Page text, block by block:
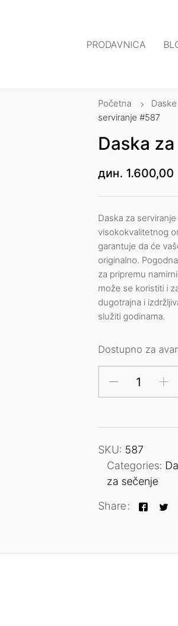
PRODAVNICA
Početna Daske
serviranje #587
Daska
дин. 1.600,00
Daska za
visokokvalitetnog
garantuje da će
originalno.
za pripremu
može se koristiti i
dugotrajna i
služiti godinama.
Dostupno za
SKU: 587
Categories:
za sečenje
Share